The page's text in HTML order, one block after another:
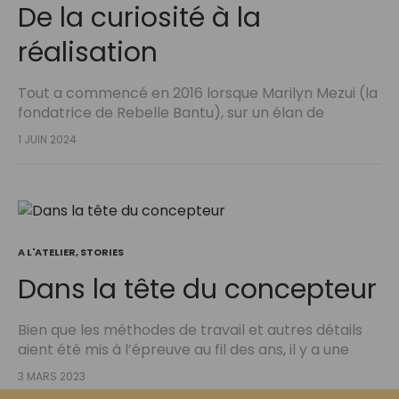
De la curiosité à la
réalisation
Tout a commencé en 2016 lorsque Marilyn Mezui (la
fondatrice de Rebelle Bantu), sur un élan de
curiosité…
1 JUIN 2024
A L'ATELIER,STORIES
Dans la tête du concepteur
Bien que les méthodes de travail et autres détails
aient été mis à l’épreuve au fil des ans, il y a une
personne qui se sent particulièrement liée à
chaque nouvelle collection.
3 MARS 2023